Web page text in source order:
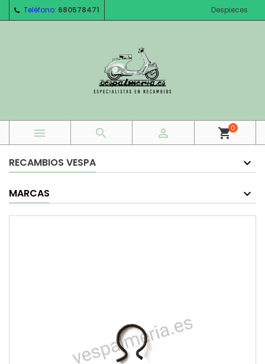
Teléfono: 680578471 Despieces
   shopping_cart0
RECAMBIOS VESPA
MARCAS